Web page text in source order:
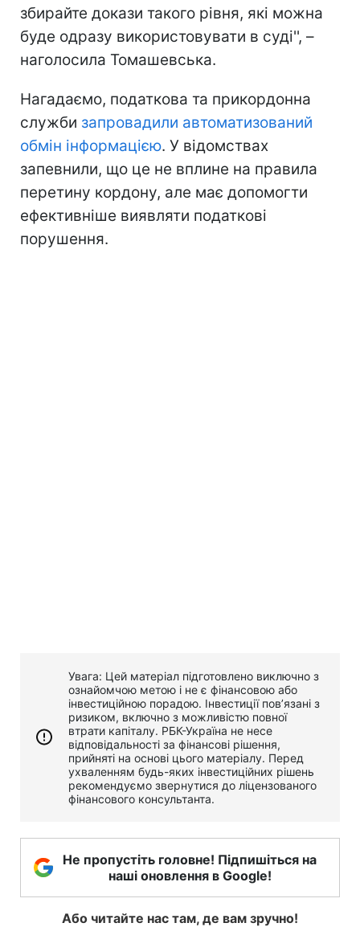
збирайте докази такого рівня, які можна
буде одразу використовувати в суді'', –
наголосила Томашевська.
Нагадаємо, податкова та прикордонна
служби запровадили автоматизований
обмін інформацією. У відомствах
запевнили, що це не вплине на правила
перетину кордону, але має допомогти
ефективніше виявляти податкові
порушення.
Увага: Цей матеріал підготовлено виключно з
ознайомчою метою і не є фінансовою або
інвестиційною порадою. Інвестиції пов’язані з
ризиком, включно з можливістю повної
втрати капіталу. РБК-Україна не несе
відповідальності за фінансові рішення,
прийняті на основі цього матеріалу. Перед
ухваленням будь-яких інвестиційних рішень
рекомендуємо звернутися до ліцензованого
фінансового консультанта.
Не пропустіть головне! Підпишіться на
наші оновлення в Google!
Або читайте нас там, де вам зручно!